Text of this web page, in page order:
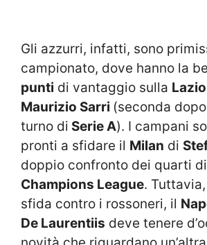
Gli azzurri, infatti, sono
campionato, dove hanno la
punti di vantaggio sulla Lazio
Maurizio Sarri (seconda
turno di Serie A). I campani
pronti a sfidare il Milan di
doppio confronto dei quarti
Champions League.
sfida contro i rossoneri, il
De Laurentiis deve tenere